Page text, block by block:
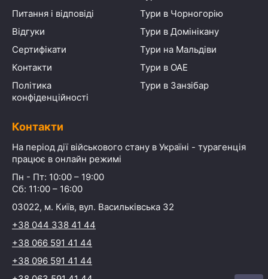
Питання і відповіді
Відгуки
Сертифікати
Контакти
Політика
конфіденційності
Тури в Чорногорію
Тури в Домінікану
Тури на Мальдіви
Тури в ОАЕ
Тури в Занзібар
Контакти
На період дії військового стану в Україні - турагенція
працює в онлайн режимі
Пн - Пт: 10:00 – 19:00
Сб: 11:00 – 16:00
03022, м. Київ, вул. Васильківська 32
+38 044 338 41 44
+38 066 591 41 44
+38 096 591 41 44